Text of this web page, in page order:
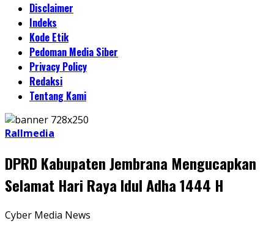
Disclaimer
Indeks
Kode Etik
Pedoman Media Siber
Privacy Policy
Redaksi
Tentang Kami
Rallmedia
DPRD Kabupaten Jembrana Mengucapkan
Selamat Hari Raya Idul Adha 1444 H
Cyber Media News